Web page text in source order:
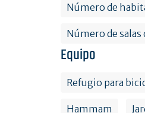
Número de
Número de
Equipo
Refugio para
Hammam